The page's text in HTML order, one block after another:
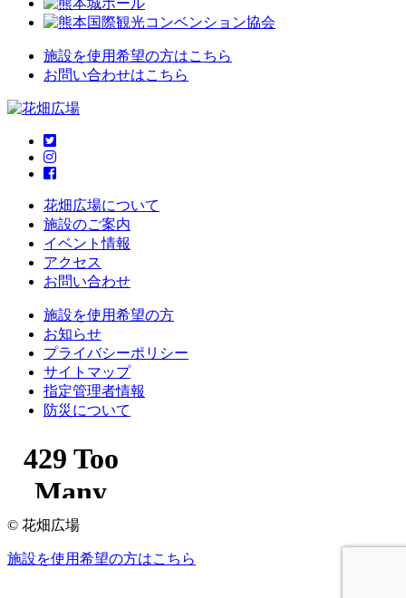
施設を使用希望の方はこちら
お問い合わせはこちら
花畑広場について
施設のご案内
イベント情報
アクセス
お問い合わせ
施設を使用希望の方
お知らせ
プライバシーポリシー
サイトマップ
指定管理者情報
防災について
© 花畑広場
施設を使用希望の方はこちら